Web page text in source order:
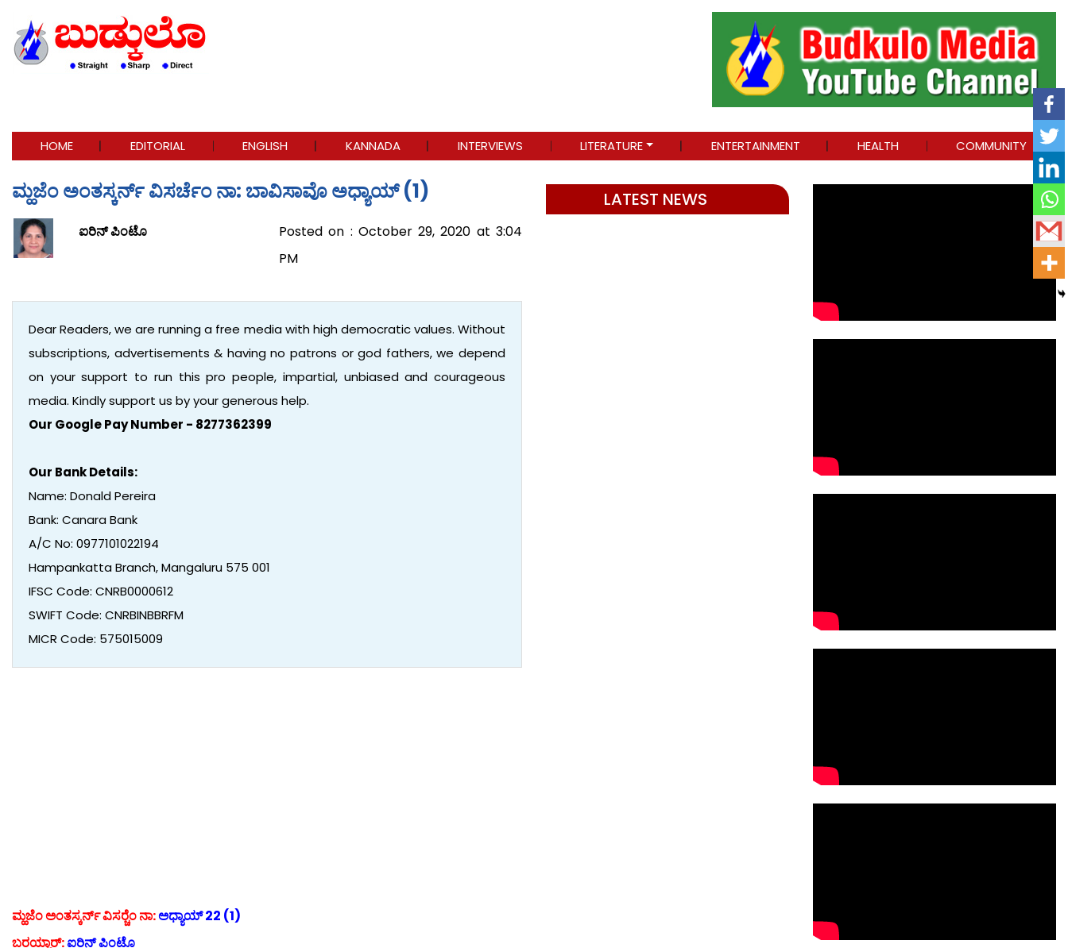
HOME EDITORIAL ENGLISH KANNADA INTERVIEWS LITERATURE ENTERTAINMENT HEALTH COMMUNITY
ಮ್ಹಜೆಂ ಅಂತಸ್ಕರ್ನ್ ವಿಸರ್ಚೆಂ ನಾ: ಬಾವಿಸಾವೊ ಅಧ್ಯಾಯ್ (1)
ಐರಿನ್ ಪಿಂಟೊ
Posted on : October 29, 2020 at 3:04
PM
Dear Readers, we are running a free media with high democratic values. Without
subscriptions, advertisements & having no patrons or god fathers, we depend
on your support to run this pro people, impartial, unbiased and courageous
media. Kindly support us by your generous help.
Our Google Pay Number - 8277362399
Our Bank Details:
Name: Donald Pereira
Bank: Canara Bank
A/C No: 0977101022194
Hampankatta Branch, Mangaluru 575 001
IFSC Code: CNRB0000612
SWIFT Code: CNRBINBBRFM
MICR Code: 575015009
ಮ್ಹಜೆಂ ಅಂತಸ್ಕರ್ನ್ ವಿಸರ‍್ಚೆಂ ನಾ:ಅಧ್ಯಾಯ್ 22 (1)
ಬರಯ್ಣಾರ್:ಐರಿನ್ ಪಿಂಟೊ
LATEST NEWS